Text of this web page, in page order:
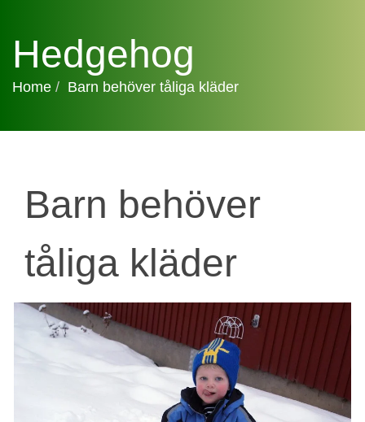
Hedgehog
Home Barn behöver tåliga kläder
Barn behöver
tåliga kläder